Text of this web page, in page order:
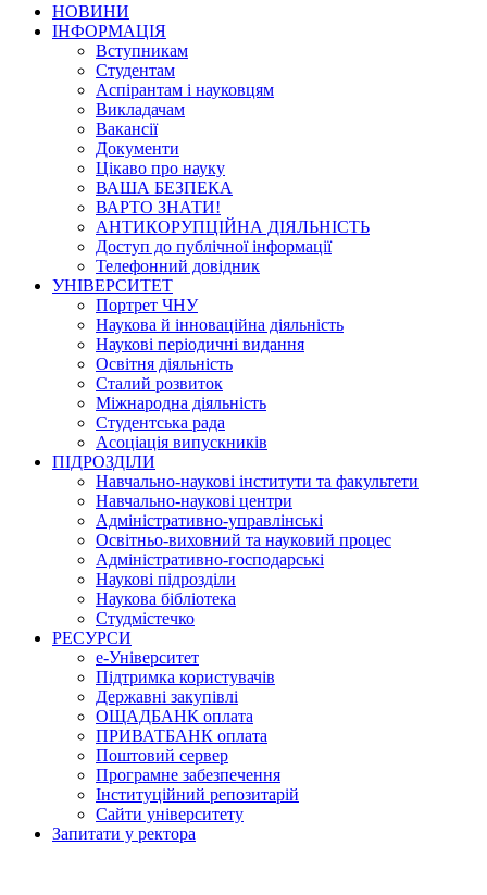
НОВИНИ
ІНФОРМАЦІЯ
Вступникам
Студентам
Аспірантам і науковцям
Викладачам
Вакансії
Документи
Цікаво про науку
ВАША БЕЗПЕКА
ВАРТО ЗНАТИ!
АНТИКОРУПЦІЙНА ДІЯЛЬНІСТЬ
Доступ до публічної інформації
Телефонний довідник
УНІВЕРСИТЕТ
Портрет ЧНУ
Наукова й інноваційна діяльність
Наукові періодичні видання
Освітня діяльність
Сталий розвиток
Міжнародна діяльність
Студентська рада
Асоціація випускників
ПІДРОЗДІЛИ
Навчально-наукові інститути та факультети
Навчально-наукові центри
Адміністративно-управлінські
Освітньо-виховний та науковий процес
Адміністративно-господарські
Наукові підрозділи
Наукова бібліотека
Студмістечко
РЕСУРСИ
е-Університет
Підтримка користувачів
Державні закупівлі
ОЩАДБАНК оплата
ПРИВАТБАНК оплата
Поштовий сервер
Програмне забезпечення
Інституційний репозитарій
Сайти університету
Запитати у ректора